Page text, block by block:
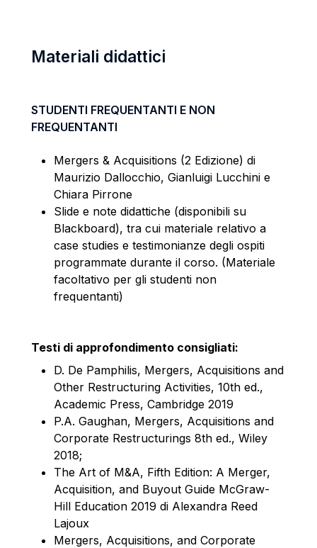
Materiali didattici
STUDENTI FREQUENTANTI E NON
FREQUENTANTI
Mergers & Acquisitions (2 Edizione) di
Maurizio Dallocchio, Gianluigi Lucchini e
Chiara Pirrone
Slide e note didattiche (disponibili su
Blackboard), tra cui materiale relativo a
case studies e testimonianze degli ospiti
programmate durante il corso. (Materiale
facoltativo per gli studenti non
frequentanti)
Testi di approfondimento consigliati:
D. De Pamphilis, Mergers, Acquisitions and
Other Restructuring Activities, 10th ed.,
Academic Press, Cambridge 2019
P.A. Gaughan, Mergers, Acquisitions and
Corporate Restructurings 8th ed., Wiley
2018;
The Art of M&A, Fifth Edition: A Merger,
Acquisition, and Buyout Guide McGraw-
Hill Education 2019 di Alexandra Reed
Lajoux
Mergers, Acquisitions, and Corporate